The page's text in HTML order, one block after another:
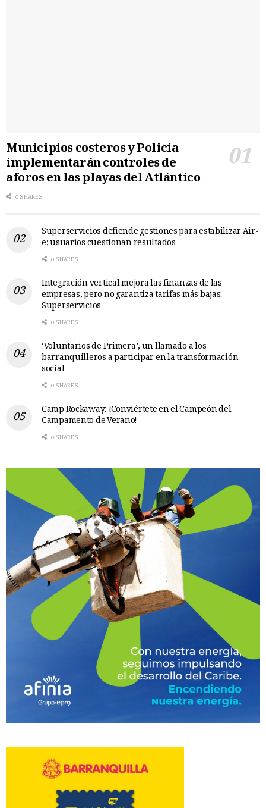
Municipios costeros y Policía
implementarán controles de
aforos en las playas del Atlántico
0 SHARES
Superservicios defiende gestiones para estabilizar Air-
e; usuarios cuestionan resultados
0 SHARES
Integración vertical mejora las finanzas de las
empresas, pero no garantiza tarifas más bajas:
Superservicios
0 SHARES
‘Voluntarios de Primera’, un llamado a los
barranquilleros a participar en la transformación
social
0 SHARES
Camp Rockaway: ¡Conviértete en el Campeón del
Campamento de Verano!
0 SHARES